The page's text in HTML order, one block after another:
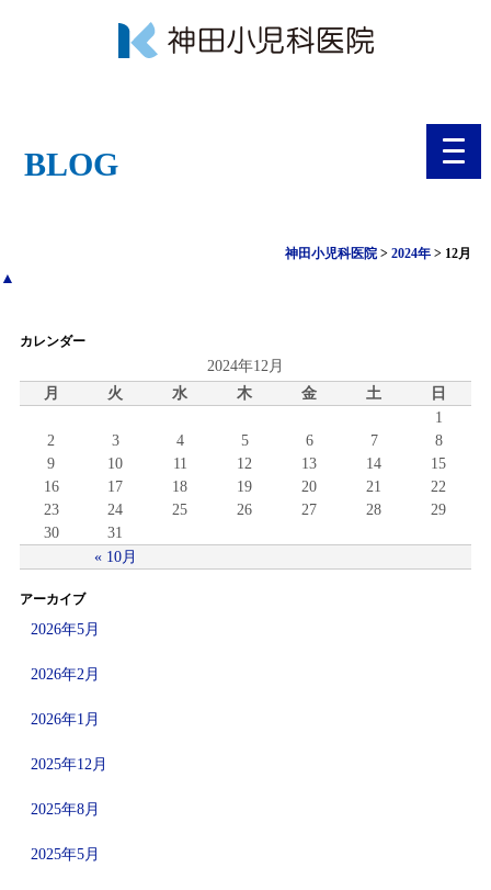
toggle
BLOG
神田小児科医院 >2024年 > 12月
▲
カレンダー
2024年12月
月
火 水 木 金 土 日
« 10月
1
2
3 4 5 6 7
8
9
10 11 12 13 14
15
16
17 18 19 20 21
22
23
24 25 26 27 28
29
30
31
アーカイブ
2026年5月
2026年2月
2026年1月
2025年12月
2025年8月
2025年5月